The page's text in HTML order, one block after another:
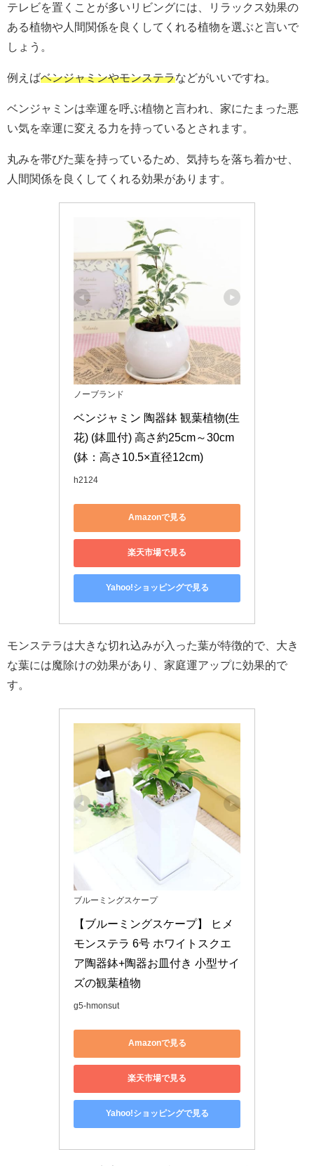
テレビを置くことが多いリビングには、リラックス効果の
ある植物や人間関係を良くしてくれる植物を選ぶと言いで
しょう。
例えばベンジャミンやモンステラなどがいいですね。
ベンジャミンは幸運を呼ぶ植物と言われ、家にたまった悪
い気を幸運に変える力を持っているとされます。
丸みを帯びた葉を持っているため、気持ちを落ち着かせ、
人間関係を良くしてくれる効果があります。
ノーブランド
ベンジャミン 陶器鉢 観葉植物(生
花) (鉢皿付) 高さ約25cm～30cm
(鉢：高さ10.5×直径12cm)
h2124
Amazonで見る
楽天市場で見る
Yahoo!ショッピングで見る
モンステラは大きな切れ込みが入った葉が特徴的で、大き
な葉には魔除けの効果があり、家庭運アップに効果的で
す。
ブルーミングスケープ
【ブルーミングスケープ】 ヒメ
モンステラ 6号 ホワイトスクエ
ア陶器鉢+陶器お皿付き 小型サイ
ズの観葉植物
g5-hmonsut
Amazonで見る
楽天市場で見る
Yahoo!ショッピングで見る